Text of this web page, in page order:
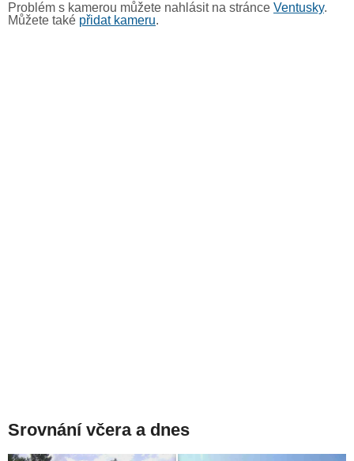
Problém s kamerou můžete nahlásit na stránce Ventusky.
Můžete také přidat kameru.
Srovnání včera a dnes